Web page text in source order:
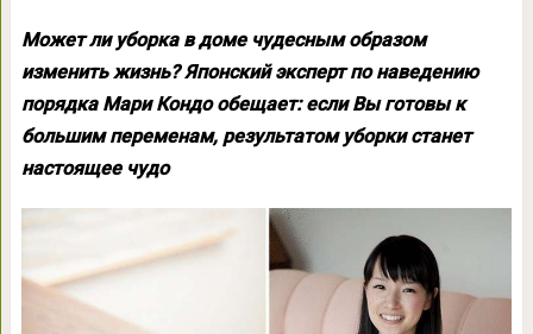
Может ли уборка в доме чудесным образом
изменить жизнь? Японский эксперт по наведению
порядка Мари Кондо обещает: если Вы готовы к
большим переменам, результатом уборки станет
настоящее чудо